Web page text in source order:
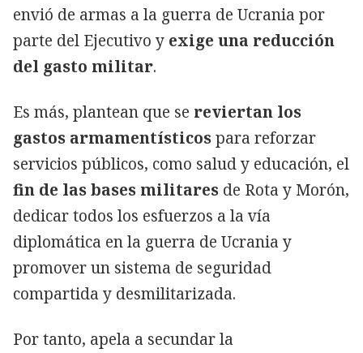
envió de armas a la guerra de Ucrania por
parte del Ejecutivo y exige una reducción
del gasto militar.
Es más, plantean que se reviertan los
gastos armamentísticospara reforzar
servicios públicos, como salud y educación, el
fin de las bases militares de Rota y Morón,
dedicar todos los esfuerzos a la vía
diplomática en la guerra de Ucrania y
promover un sistema de seguridad
compartida y desmilitarizada.
Por tanto, apela a secundar la